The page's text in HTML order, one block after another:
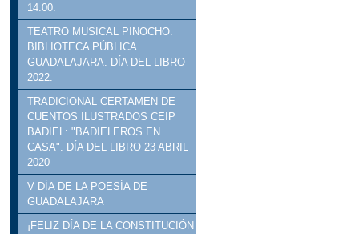
14:00.
TEATRO MUSICAL PINOCHO.
BIBLIOTECA PÚBLICA
GUADALAJARA. DÍA DEL LIBRO
2022.
TRADICIONAL CERTAMEN DE
CUENTOS ILUSTRADOS CEIP
BADIEL: "BADIELEROS EN
CASA". DÍA DEL LIBRO 23 ABRIL
2020
V DÍA DE LA POESÍA DE
GUADALAJARA
¡FELIZ DÍA DE LA CONSTITUCIÓN